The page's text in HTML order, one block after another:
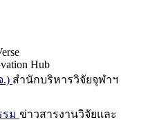
Hub
.) สำนักบริหารวิจัยจุฬาฯ
รม ข่าวสารงานวิจัยและ